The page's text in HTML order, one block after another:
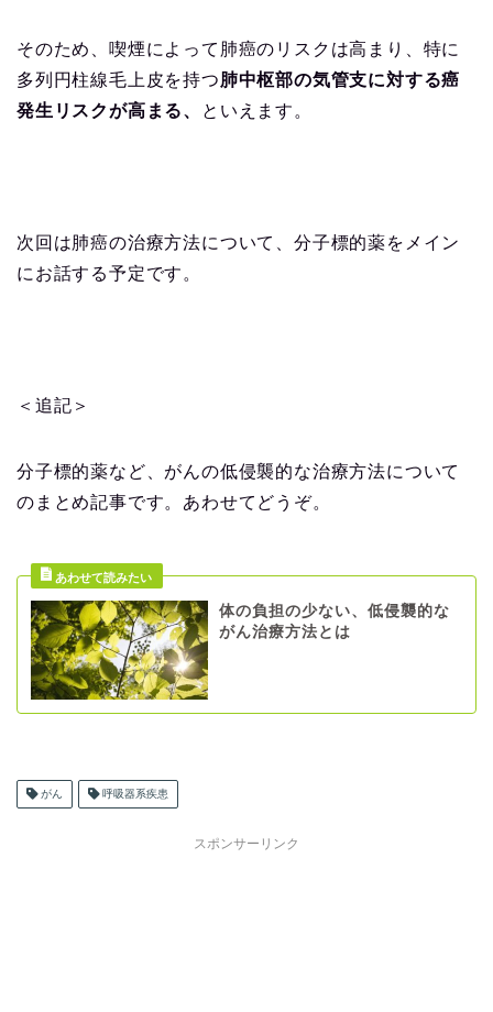
そのため、喫煙によって肺癌のリスクは高まり、特に
多列円柱線毛上皮を持つ肺中枢部の気管支に対する癌
発生リスクが高まる、
といえます。
次回は肺癌の治療方法について、分子標的薬をメイン
にお話する予定です。
＜追記＞
分子標的薬など、がんの低侵襲的な治療方法について
のまとめ記事です。あわせてどうぞ。
体の負担の少ない、低侵襲的な
がん治療方法とは
がん 呼吸器系疾患
スポンサーリンク